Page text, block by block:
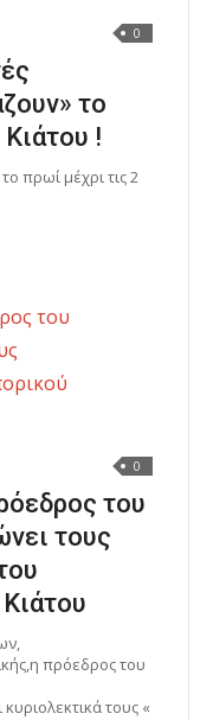
0
το
!
πρωί μέχρι τις 2
0
του
τους
πρόεδρος του
τους «